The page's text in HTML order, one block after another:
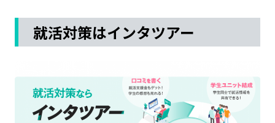
就活対策はインタツアー